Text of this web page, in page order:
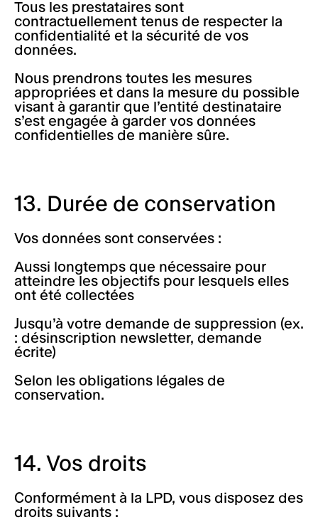
Tous les prestataires sont
contractuellement tenus de respecter la
confidentialité et la sécurité de vos
données.
Nous prendrons toutes les mesures
appropriées et dans la mesure du possible
visant à garantir que l’entité destinataire
s’est engagée à garder vos données
confidentielles de manière sûre.
13. Durée de conservation
Vos données sont conservées :
Aussi longtemps que nécessaire pour
atteindre les objectifs pour lesquels elles
ont été collectées
Jusqu’à votre demande de suppression (ex.
: désinscription newsletter, demande
écrite)
Selon les obligations légales de
conservation.
14. Vos droits
Conformément à la LPD, vous disposez des
droits suivants :